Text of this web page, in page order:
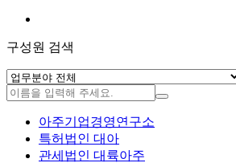
구성원 검색
아주기업경영연구소
특허법인 대아
관세법인 대륙아주